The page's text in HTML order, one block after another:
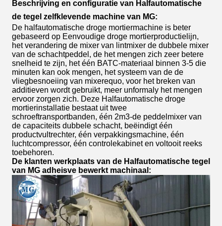
Beschrijving en configuratie van Halfautomatische
de tegel zelfklevende machine van MG:
De halfautomatische droge mortiermachine is beter
gebaseerd op Eenvoudige droge mortierproductielijn,
het verandering de mixer van lintmixer de dubbele mixer
van de schachtpeddel, de het mengen zich zeer betere
snelheid te zijn, het één BATC-materiaal binnen 3-5 die
minuten kan ook mengen, het systeem van de de
vliegbesnoeiing van mixerequo, voor het breken van
additieven wordt gebruikt, meer unformaly het mengen
ervoor zorgen zich. Deze Halfautomatische droge
mortierinstallatie bestaat uit twee
schroeftransportbanden, één 2m3-de peddelmixer van
de capaciteits dubbele schacht, beëindigt één
productvultrechter, één verpakkingsmachine, één
luchtcompressor, één controlekabinet en voltooit reeks
toebehoren.
De klanten werkplaats van de Halfautomatische tegel
van MG adheisve bewerkt machinaal: